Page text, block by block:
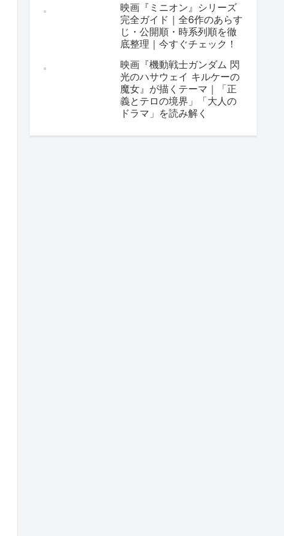
映画『ミニオン』シリーズ
完全ガイド｜全6作のあらす
じ・公開順・時系列順を徹
底整理｜今すぐチェック！
映画『機動戦士ガンダム 閃
光のハサウェイ キルケーの
魔女』が描くテーマ｜「正
義とテロの境界」「大人の
ドラマ」を読み解く